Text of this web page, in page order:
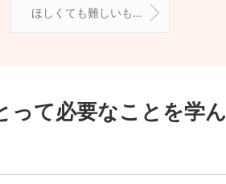
ほしくても難しいもの、すぐ叶うもの。
って必要なことを学ん